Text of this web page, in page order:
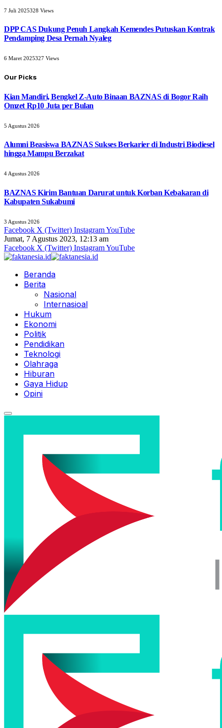
7 Juli 2025328 Views
DPP CAS Dukung Penuh Langkah Kemendes Putuskan Kontrak
Pendamping Desa Pernah Nyaleg
6 Maret 2025327 Views
Our Picks
Kian Mandiri, Bengkel Z-Auto Binaan BAZNAS di Bogor Raih
Omzet Rp10 Juta per Bulan
5 Agustus 2026
Alumni Beasiswa BAZNAS Sukses Berkarier di Industri Biodiesel
hingga Mampu Berzakat
4 Agustus 2026
BAZNAS Kirim Bantuan Darurat untuk Korban Kebakaran di
Kabupaten Sukabumi
3 Agustus 2026
Facebook X (Twitter) InstagramYouTube
Jumat, 7 Agustus 2023, 12:13 am
Facebook X (Twitter) InstagramYouTube
Beranda
Berita
Nasional
Internasioal
Hukum
Ekonomi
Politik
Pendidikan
Teknologi
Olahraga
Hiburan
Gaya Hidup
Opini